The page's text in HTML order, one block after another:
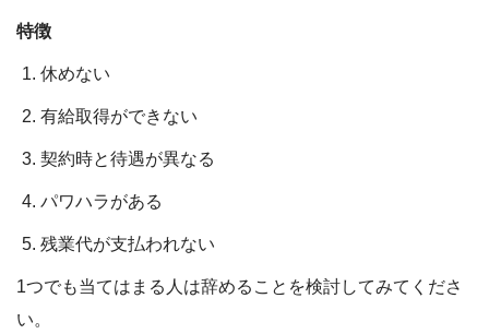
特徴
休めない
有給取得ができない
契約時と待遇が異なる
パワハラがある
残業代が支払われない
1つでも当てはまる人は辞めることを検討してみてくださ
い。